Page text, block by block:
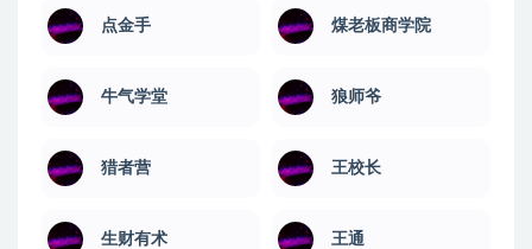
点金手 煤老板商学院
牛气学堂 狼师爷
猎者营 王校长
生财有术 王通